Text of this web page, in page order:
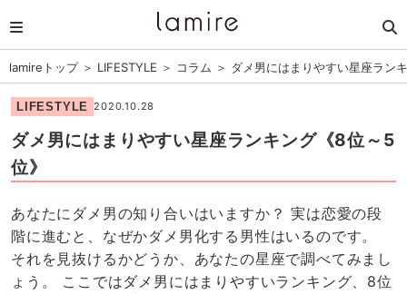
lamireトップ＞ LIFESTYLE ＞ コラム ＞ ダメ男にはまりやすい星座ラン
LIFESTYLE 2020.10.28
ダメ男にはまりやすい星座ランキング《8位～5
位》
あなたにダメ男の知り合いはいますか？ 実は恋愛の段
階に進むと、なぜかダメ男化する男性はいるのです。
それを見抜けるかどうか、あなたの星座で調べてみまし
ょう。 ここではダメ男にはまりやすいランキング、8位